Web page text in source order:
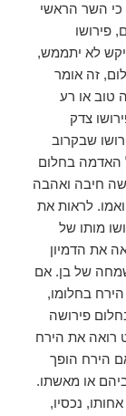
כי השר הראשי
פירושו
לא יתממש,
זה אומר
טוב או רע
צדק
שבקרוב
האדמה בחלום
חיבה ואהבה
לראות את
מותו של
את הדמיון
של בן. אם
בחלומו,
פירושה
רואה את הירח
הירח הופך
או מאשתו.
נכסיו,